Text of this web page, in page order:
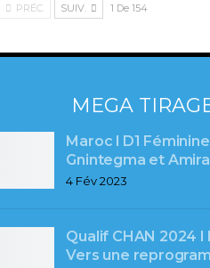
PRÉC. SUIV. 1 De 154
MEGA
Maroc l D1
Gnintegma et
4 Fév 2023
Qualif CHAN 2024 l
Vers une